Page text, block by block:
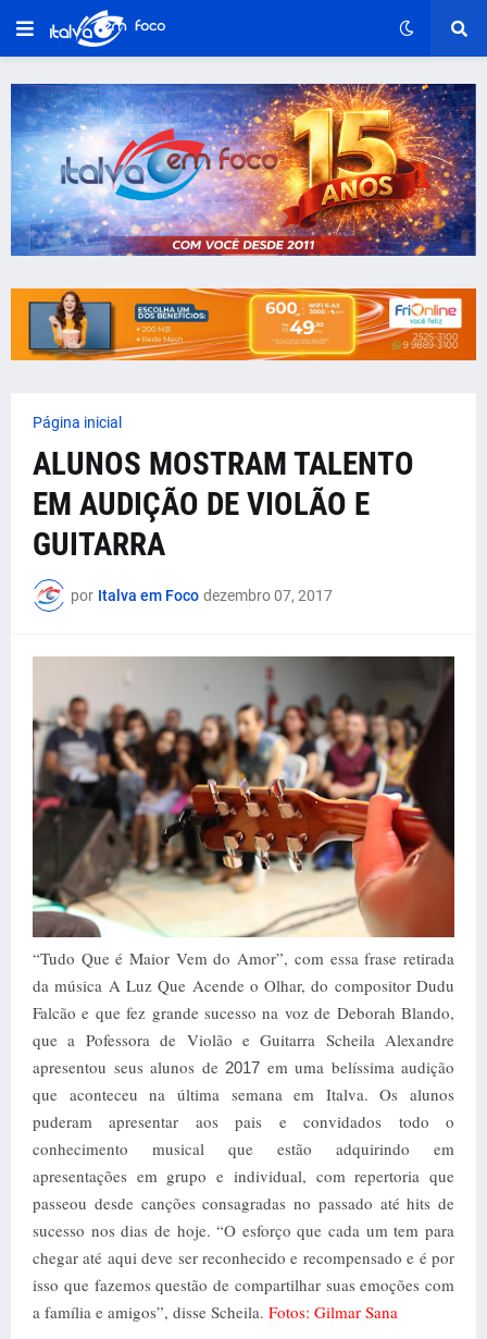
Página inicial
ALUNOS MOSTRAM TALENTO
EM AUDIÇÃO DE VIOLÃO E
GUITARRA
por Italva em Foco dezembro 07, 2017
“Tudo Que é Maior Vem do Amor”, com essa frase retirada
da música A Luz Que Acende o Olhar, do compositor Dudu
Falcão e que fez grande sucesso na voz de Deborah Blando,
que a Pofessora de Violão e Guitarra Scheila Alexandre
apresentou seus alunos de 2017 em uma belíssima audição
que aconteceu na última semana em Italva. Os alunos
puderam apresentar aos pais e convidados todo o
conhecimento musical que estão adquirindo em
apresentações em grupo e individual, com repertoria que
passeou desde canções consagradas no passado até hits de
sucesso nos dias de hoje. “O esforço que cada um tem para
chegar até aqui deve ser reconhecido e recompensado e é por
isso que fazemos questão de compartilhar suas emoções com
a família e amigos”, disse Scheila. Fotos: Gilmar Sana